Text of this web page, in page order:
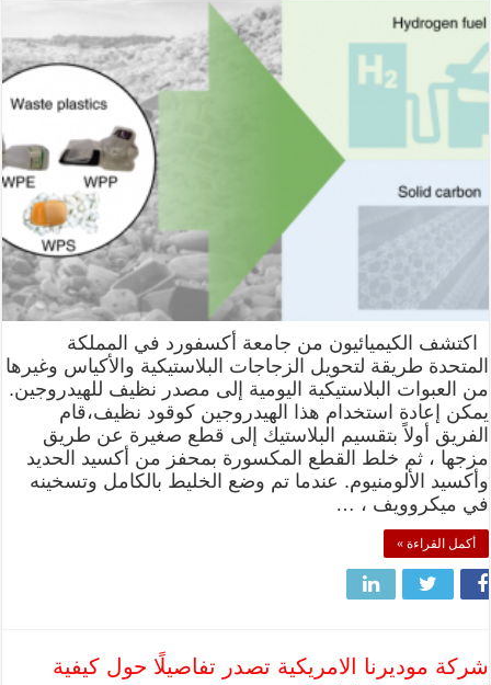
اكتشف الكيميائيون من جامعة أكسفورد في المملكة
المتحدة طريقة لتحويل الزجاجات البلاستيكية والأكياس وغيرها
من العبوات البلاستيكية اليومية إلى مصدر نظيف للهيدروجين.
يمكن إعادة استخدام هذا الهيدروجين كوقود نظيف،قام
الفريق أولاً بتقسيم البلاستيك إلى قطع صغيرة عن طريق
مزجها ، ثم خلط القطع المكسورة بمحفز من أكسيد الحديد
وأكسيد الألومنيوم. عندما تم وضع الخليط بالكامل وتسخينه
في ميكروويف ، …
أكمل القراءة »
شركة موديرنا الامريكية تصدر تفاصيلًا حول كيفية